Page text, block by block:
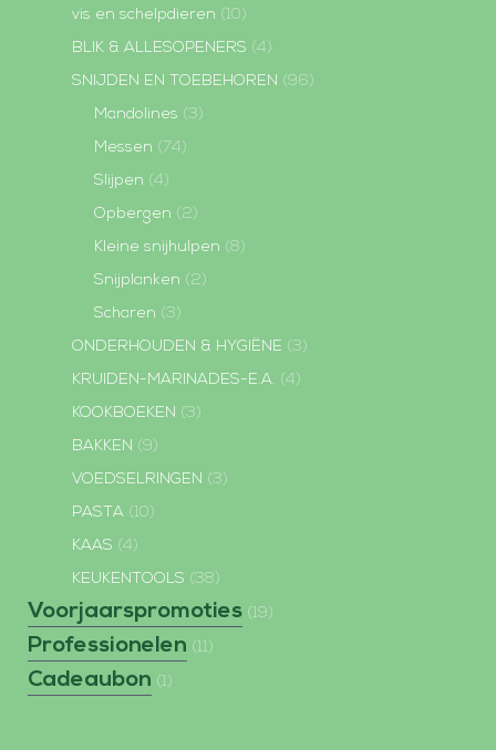
vis en schelpdieren (10)
BLIK & ALLESOPENERS (4)
SNIJDEN EN TOEBEHOREN (96)
Mandolines (3)
Messen (74)
Slijpen (4)
Opbergen (2)
Kleine snijhulpen (8)
Snijplanken (2)
Scharen (3)
ONDERHOUDEN & HYGIËNE (3)
KRUIDEN-MARINADES-E.A. (4)
KOOKBOEKEN (3)
BAKKEN (9)
VOEDSELRINGEN (3)
PASTA (10)
KAAS (4)
KEUKENTOOLS (38)
Voorjaarspromoties (19)
Professionelen (11)
Cadeaubon (1)